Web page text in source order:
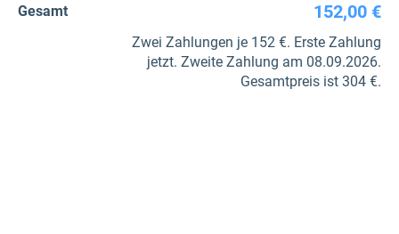
Gesamt 152,00 €
Zwei Zahlungen je 152 €. Erste Zahlung
jetzt. Zweite Zahlung am 08.09.2026.
Gesamtpreis ist 304 €.